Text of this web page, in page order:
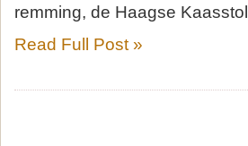
remming, de Haagse
Read Full Post »